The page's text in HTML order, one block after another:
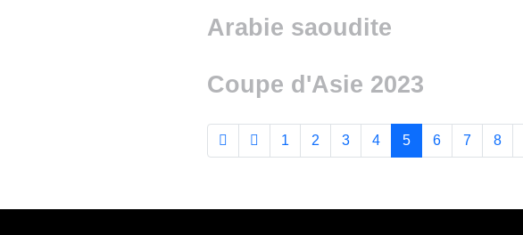
Arabie saoudite
Coupe d'Asie 2023
1 2 3 4 5 6 7 8